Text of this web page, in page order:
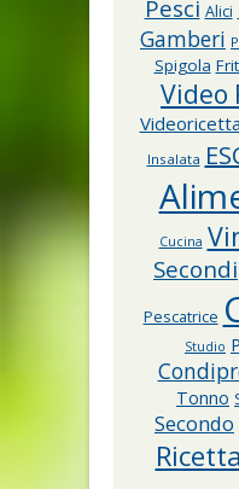
Pesci Alici
Gamberi
Spigola
Video
Videoricetta
Insalata
Cucina
Secondi
Pescatrice
Studio
Tonno
Secondo
Ricetta